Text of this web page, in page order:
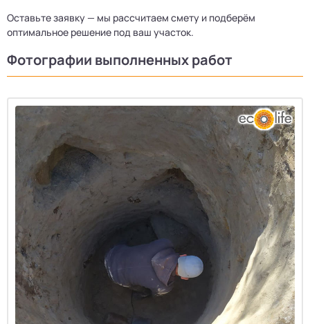
Оставьте заявку — мы рассчитаем смету и подберём
оптимальное решение под ваш участок.
Фотографии выполненных работ